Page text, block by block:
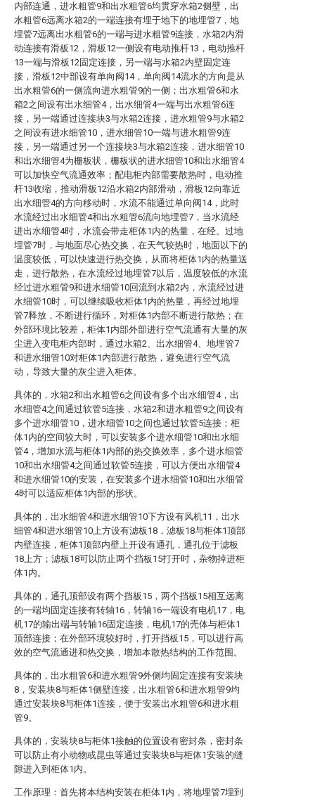
内部连通，进水粗管9和出水粗管6均贯穿水箱2侧壁，出
水粗管6远离水箱2的一端连接有埋于地下的地埋管7，地
埋管7远离出水粗管6的一端与进水粗管9连接，水箱2内滑
动连接有滑板12，滑板12一侧设有电动推杆13，电动推杆
13一端与滑板12固定连接，另一端与水箱2内壁固定连
接，滑板12中部设有单向阀14，单向阀14流水的方向是从
出水粗管6的一侧流向进水粗管9的一侧；出水粗管6和水
箱2之间设有出水细管4，出水细管4一端与出水粗管6连
接，另一端通过连接块3与水箱2连接，进水粗管9与水箱2
之间设有进水细管10，进水细管10一端与进水粗管9连
接，另一端通过另一个连接块3与水箱2连接，进水细管10
和出水细管4为栅板状，栅板状的进水细管10和出水细管4
可以加快空气流通效率；配电柜内部需要散热时，电动推
杆13收缩，推动滑板12沿水箱2内部滑动，滑板12向靠近
出水细管4的方向移动时，水流不能通过单向阀14，此时
水流经过出水细管4和出水粗管6流向地埋管7，当水流经
进出水细管4时，水流会带走柜体1内的热量，在经。过地
埋管7时，与地面尽心热交换，在天气较热时，地面以下的
温度较低，可以快速进行热交换，从而将柜体1内的热量送
走，进行散热，在水流经过地埋管7以后，温度较低的水流
经过进水粗管9和进水细管10回流到水箱2内，水流经过进
水细管10时，可以继续吸收柜体1内的热量，再经过地埋
管7释放，不断进行循环，对柜体1内部不断进行散热；在
外部环境比较差，柜体1内部外部进行空气流通有大量的灰
尘进入变电柜内部时，通过水箱2、出水细管4、地埋管7
和进水细管10对柜体1内部进行散热，避免进行空气流
动，导致大量的灰尘进入柜体。
具体的，水箱2和出水粗管6之间设有多个出水细管4，出
水细管4之间通过软管5连接，水箱2和进水粗管9之间设有
多个进水细管10，进水细管10之间也通过软管5连接；柜
体1内的空间较大时，可以安装多个进水细管10和出水细
管4，增加水流与柜体1内部的热交换效率，多个进水细管
10和出水细管4之间通过软管5连接，可以方便出水细管4
和进水细管10的安装，在安装多个进水细管10和出水细管
4时可以适应柜体1内部的形状。
具体的，出水细管4和进水细管10下方设有风机11，出水
细管4和进水细管10上方设有滤板18，滤板18与柜体1顶部
内壁连接，柜体1顶部内壁上开设有通孔，通孔位于滤板
18上方；滤板18可以防止两个挡板15打开时，杂物掉进柜
体1内。
具体的，通孔顶部设有两个挡板15，两个挡板15相互远离
的一端均固定连接有转轴16，转轴16一端设有电机17，电
机17的输出端与转轴16固定连接，电机17的壳体与柜体1
顶部连接；在外部环境较好时，打开挡板15，可以进行高
效的空气流通进和热交换，增加本散热结构的工作范围。
具体的，出水粗管6和进水粗管9外侧均固定连接有安装块
8，安装块8与柜体1侧壁连接，出水粗管6和进水粗管9均
通过安装块8与柜体1连接，便于安装出水粗管6和进水粗
管9。
具体的，安装块8与柜体1接触的位置设有密封条，密封条
可以防止有小动物或昆虫等通过安装块8与柜体1安装的缝
隙进入到柜体1内。
工作原理：首先将本结构安装在柜体1内，将地埋管7埋到